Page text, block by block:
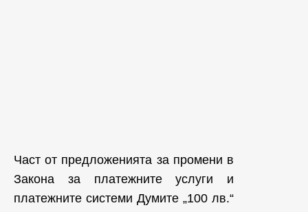
Част от предложенията за промени в
Закона за платежните услуги и
платежните системи Думите „100 лв.“